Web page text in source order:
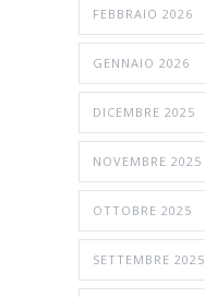
FEBBRAIO 2026
GENNAIO 2026
DICEMBRE 2025
NOVEMBRE 2025
OTTOBRE 2025
SETTEMBRE 2025